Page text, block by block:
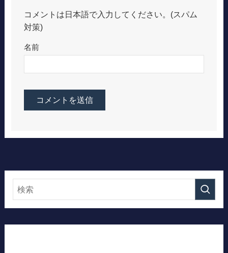
コメントは日本語で入力してください。(スパム
対策)
名前